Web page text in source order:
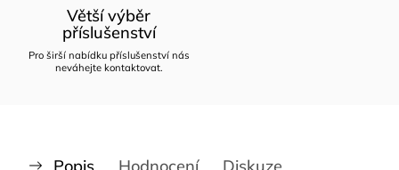
Větší výběr
příslušenství
Pro širší nabídku příslušenství nás
neváhejte kontaktovat.
Popis Hodnocení Diskuze